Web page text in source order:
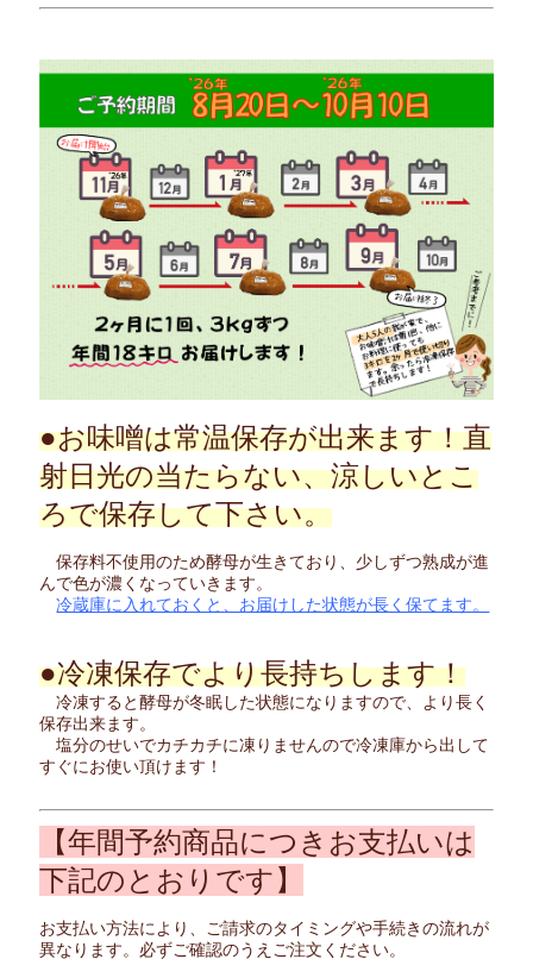
●お味噌は常温保存が出来ます！直
射日光の当たらない、涼しいとこ
ろで保存して下さい。
保存料不使用のため酵母が生きており、少しずつ熟成が進
んで色が濃くなっていきます。
冷蔵庫に入れておくと、お届けした状態が長く保てます。
●冷凍保存でより長持ちします！
冷凍すると酵母が冬眠した状態になりますので、より長く
保存出来ます。
塩分のせいでカチカチに凍りませんので冷凍庫から出して
すぐにお使い頂けます！
【年間予約商品につきお支払いは
下記のとおりです】
お支払い方法により、ご請求のタイミングや手続きの流れが
異なります。必ずご確認のうえご注文ください。